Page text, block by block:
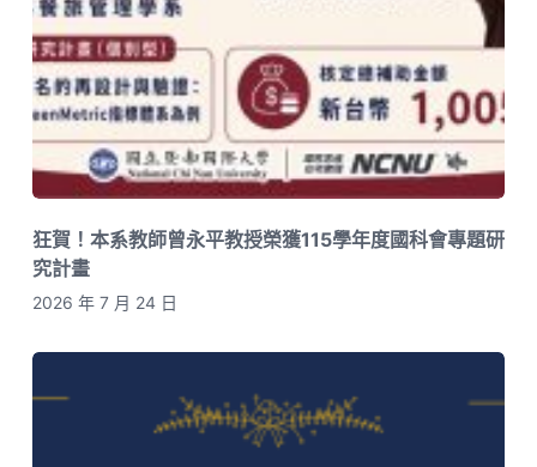
狂賀！本系教師曾永平教授榮獲115學年度國科會專題研
究計畫
2026 年 7 月 24 日